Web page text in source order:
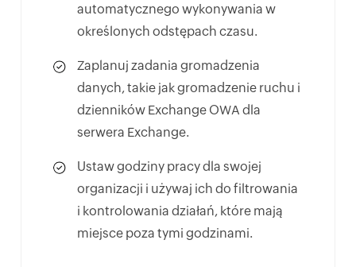
automatycznego wykonywania w
określonych odstępach czasu.
Zaplanuj zadania gromadzenia
danych, takie jak gromadzenie ruchu i
dzienników Exchange OWA dla
serwera Exchange.
Ustaw godziny pracy dla swojej
organizacji i używaj ich do filtrowania
i kontrolowania działań, które mają
miejsce poza tymi godzinami.